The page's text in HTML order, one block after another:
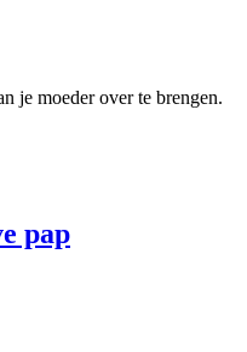
je moeder over te brengen.
pap